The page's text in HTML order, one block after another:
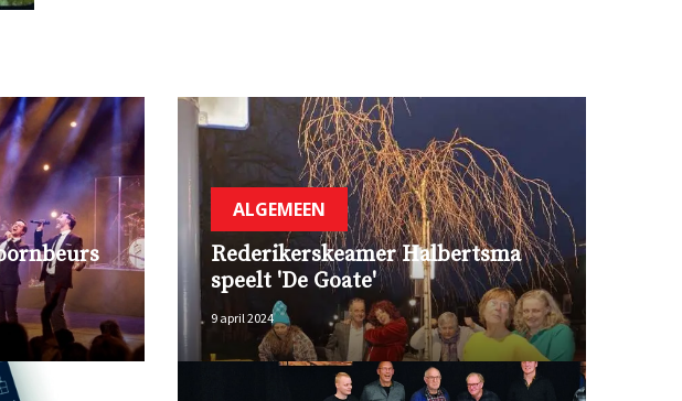
ALGEMEEN
Rederikerskeamer Halbertsma
speelt 'De Goate'
9 april 2024